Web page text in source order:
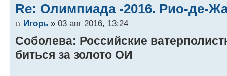
Re: Олимпиада -2016. Рио-де-
Игорь » 03 авг 2016, 13:24
Соболева: Российские
биться за золото ОИ